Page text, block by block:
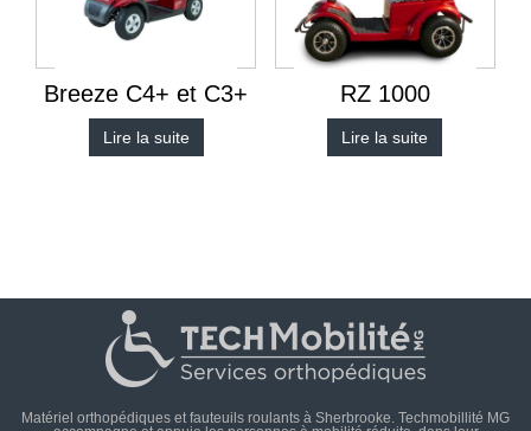
Breeze C4+ et C3+
Lire la suite
RZ 1000
Lire la suite
Matériel orthopédiques et fauteuils roulants à Sherbrooke. Techmobillité MG